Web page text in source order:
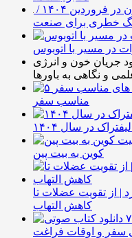
افزایش ۴.۶ درصدی تولید فولاد ایران در فروردین ۱۴۰۴ /
خطری برای صنعت
در مسیر با اتوبوس
جریان خون و انرژی
و نگاهی به باورها
مناسب سفر
در سال ۱۴۰۴
کوین به بیت پین
| از تقویت عضلات تا
کاهش التهاب
۷ کتاب صوتی برای تابستان ۱۴۰۴ +
سفر و اوقات فراغت